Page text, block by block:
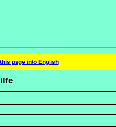
page into English